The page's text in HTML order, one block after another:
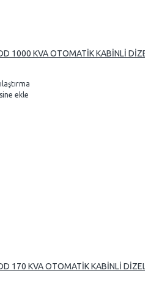
1000 KVA OTOMATİK KABİNLİ DİZEL
ekle
170 KVA OTOMATİK KABİNLİ DİZEL